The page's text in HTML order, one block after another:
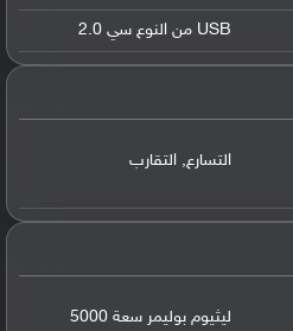
USB من النوع سي 2.0
التسارع, التقارب
ليثيوم بوليمر سعة 5000